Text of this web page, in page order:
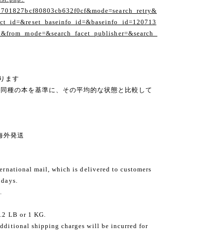
ます
種の本を基準に、その平均的な状態と比較して
発送
mail, which is delivered to customers
LB or 1 KG.
shipping charges will be incurred for